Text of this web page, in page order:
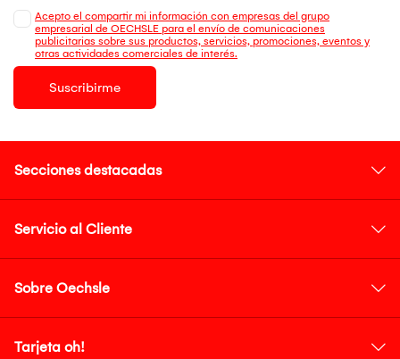
Acepto el compartir mi información con empresas del grupo
empresarial de OECHSLE para el envío de comunicaciones
publicitarias sobre sus productos, servicios, promociones, eventos y
otras actividades comerciales de interés.
Suscribirme
Secciones destacadas
Servicio al Cliente
Sobre Oechsle
Tarjeta oh!